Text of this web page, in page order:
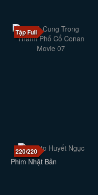
Tập Full
220/220
Phim Nhật Bản